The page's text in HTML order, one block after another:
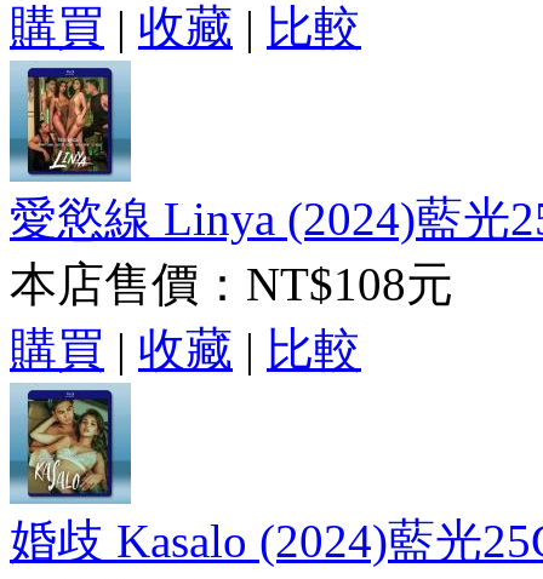
購買 | 收藏 | 比較
愛慾線 Linya (2024)藍光
本店售價： NT$108元
購買 | 收藏 | 比較
婚歧 Kasalo (2024)藍光